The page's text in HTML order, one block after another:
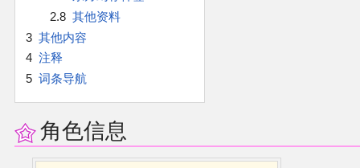
2.8 其他资料
3 其他内容
4 注释
5 词条导航
角色信息
官方角色
公式资料
东方相关活动